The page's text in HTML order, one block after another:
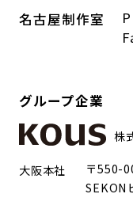
名古屋制作室
グループ企業
株
大阪本社
〒550-
SEKON